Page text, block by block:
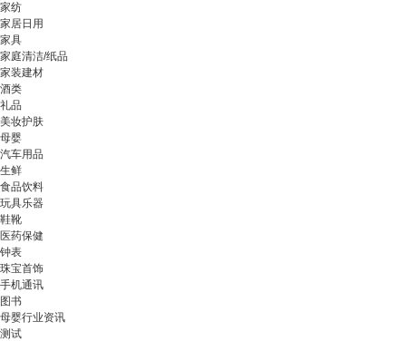
家纺
家居日用
家具
家庭清洁/纸品
家装建材
酒类
礼品
美妆护肤
母婴
汽车用品
生鲜
食品饮料
玩具乐器
鞋靴
医药保健
钟表
珠宝首饰
手机通讯
图书
母婴行业资讯
测试